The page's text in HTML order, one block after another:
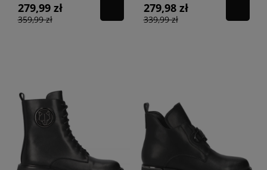
279,99 zł
359,99 zł
279,98 zł
339,99 zł